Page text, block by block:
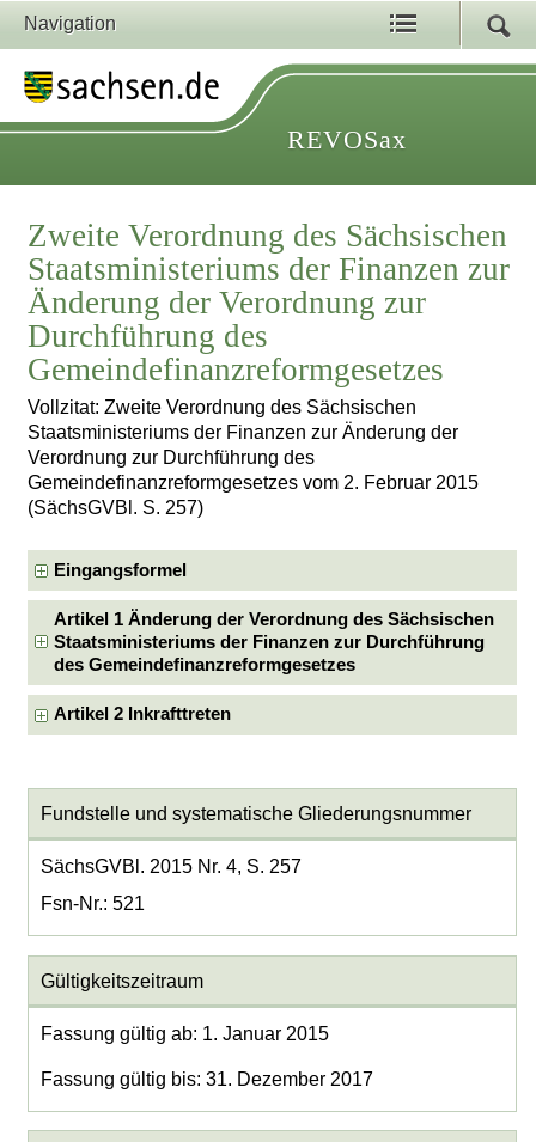
Navigation
REVOSax
Zweite Verordnung des Sächsischen
Staatsministeriums der Finanzen zur
Änderung der Verordnung zur
Durchführung des
Gemeindefinanzreformgesetzes
Vollzitat: Zweite Verordnung des Sächsischen
Staatsministeriums der Finanzen zur Änderung der
Verordnung zur Durchführung des
Gemeindefinanzreformgesetzes vom 2. Februar 2015
(SächsGVBl. S. 257)
Eingangsformel
Artikel 1 Änderung der Verordnung des Sächsischen
Staatsministeriums der Finanzen zur Durchführung
des Gemeindefinanzreformgesetzes
Artikel 2 Inkrafttreten
Fundstelle und systematische Gliederungsnummer
SächsGVBl. 2015 Nr. 4, S. 257
Fsn-Nr.: 521
Gültigkeitszeitraum
Fassung gültig ab: 1. Januar 2015
Fassung gültig bis: 31. Dezember 2017